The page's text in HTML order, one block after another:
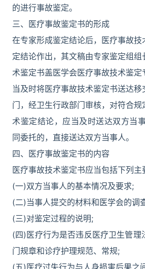
的进行事故鉴定。
三、医疗事故鉴定书的形成
在专家形成鉴定结论后，医疗事故
定结论作出，其文稿由专家鉴定组
术鉴定书盖医学会医疗事故技术鉴定
当及时将医疗事故技术鉴定书送达
门，经卫生行政部门审核，对符合
术鉴定结论，应当及时送达双方当
同委托的，直接送达双方当事人。
四、医疗事故鉴定书的内容
医疗事故技术鉴定书应当包括下列主
(一)双方当事人的基本情况及要求;
(二)当事人提交的材料和医学会的调
(三)对鉴定过程的说明;
(四)医疗行为是否违反医疗卫生管理
门规章和诊疗护理规范、常规;
(五)医疗过失行为与人身损害后果之